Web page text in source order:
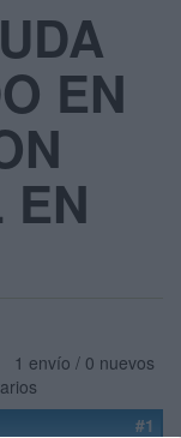
EN
EN
1 envío / 0 nuevos
#1